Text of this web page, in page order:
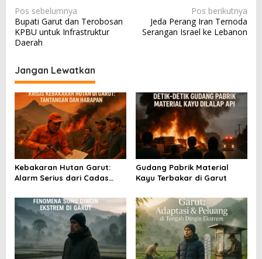
N
a
v
g
a
s
i
p
o
s
Pos sebelumnya
Bupati Garut dan Terobosan
KPBU untuk Infrastruktur
Daerah
Pos berikutnya
Jeda Perang Iran Ternoda
Serangan Israel ke Lebanon
Jangan Lewatkan
Kebakaran Hutan Garut:
Alarm Serius dari Cadas
Gudang Pabrik Material
Kayu Terbakar di Garut